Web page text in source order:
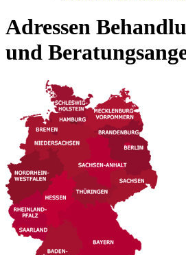
Adressen
und